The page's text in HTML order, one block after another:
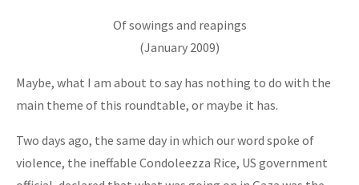
Of sowings and reapings
(January 2009)
Maybe, what I am about to say has nothing to do with the
main theme of this roundtable, or maybe it has.
Two days ago, the same day in which our word spoke of
violence, the ineffable Condoleezza Rice, US government